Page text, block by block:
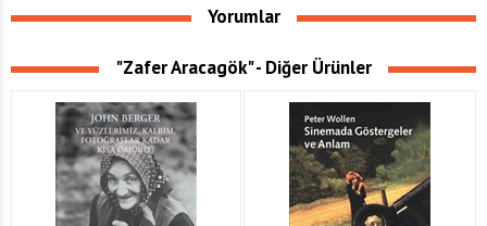
Yorumlar
"Zafer Aracagök" - Diğer Ürünler